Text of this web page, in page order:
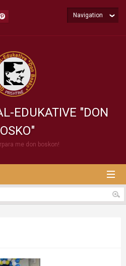
EDUKATIVE "DON
me don boskon!
Navigation